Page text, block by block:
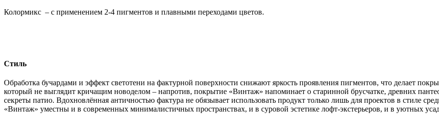
Колормикс – с применением 2-4 пигментов и плавными переходами цветов.
Стиль
Обработка бучардами и эффект светотени на фактурной поверхности снижают яркость проявления пигментов, что делает
который не выглядит кричащим новоделом – напротив, покрытие «Винтаж» напоминает о старинной брусчатке, древних
секреты патио. Вдохновлённая античностью фактура не обязывает использовать продукт только лишь для проектов в стиле
«Винтаж» уместны и в современных минималистичных пространствах, и в суровой эстетике лофт-экстерьеров, и в уютных